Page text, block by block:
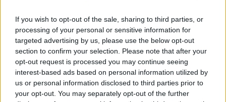
If you wish to opt-out of the sale, sharing to third parties, or
processing of your personal or sensitive information for
targeted advertising by us, please use the below opt-out
section to confirm your selection. Please note that after your
opt-out request is processed you may continue seeing
interest-based ads based on personal information utilized by
us or personal information disclosed to third parties prior to
your opt-out. You may separately opt-out of the further
Η επιχείρηση σχεδιάστηκε και υλοποιήθηκε
από την Διεύθυνση Δίωξης και Εξιχνίασης
Εγκλημάτων Αττικής ενώ συμμετείχαν και
αστυνομικοί της ΟΠΚΕ, του Τμήματος
Άμεσης Επέμβασης Ναρκωτικών της
Υποδιεύθυνσης Ειδικών Επιχειρησιακών